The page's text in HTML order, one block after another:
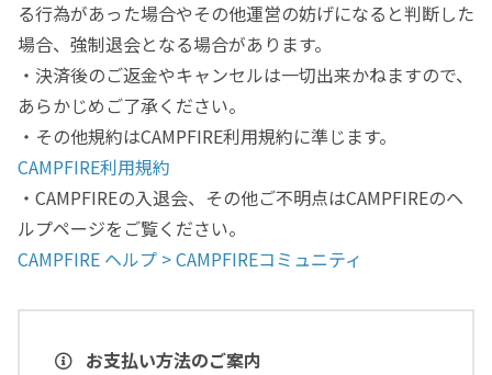
る行為があった場合やその他運営の妨げになると判断した
場合、強制退会となる場合があります。
・決済後のご返金やキャンセルは一切出来かねますので、
あらかじめご了承ください。
・その他規約はCAMPFIRE利用規約に準じます。
CAMPFIRE利用規約
・CAMPFIREの入退会、その他ご不明点はCAMPFIREのヘ
ルプページをご覧ください。
CAMPFIRE ヘルプ > CAMPFIREコミュニティ
お支払い方法のご案内